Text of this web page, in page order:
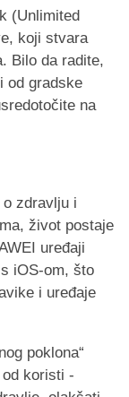
(Unlimited
koji stvara
Bilo da radite,
od gradske
na
zdravlju i
život postaje
uređaji
iOS-om, što
i uređaje
poklona“
koristi -